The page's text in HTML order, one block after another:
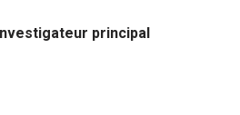
principal